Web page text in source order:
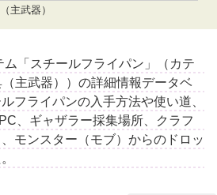
主武器）
ム「スチールフライパン」（カテ
主武器））の詳細情報データベ
フライパンの入手方法や使い道、
、ギャザラー採集場所、クラフ
モンスター（モブ）からのドロッ